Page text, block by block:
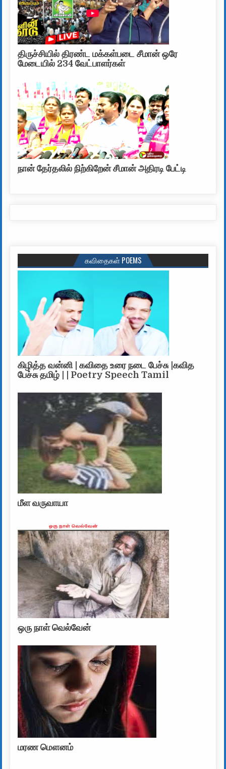
திருச்சியில் திரண்ட மக்கள்படை சீமான் ஒரே
மேடையில் 234 வேட்பாளர்கள்
நான் தேர்தலில் நிற்கிறேன் சீமான் அதிரடி பேட்டி
கவிதைகள் POEMS
கிழித்த வன்னி | கவிதை உரை நடை பேச்சு |கவித
பேச்சு தமிழ் | | Poetry Speech Tamil
மீள வருவாயா
ஒரு நாள் வெல்வேன்
மரண மௌனம்